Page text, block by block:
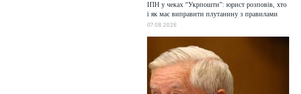
ІПН у чеках “Укрпошти”: юрист розповів, хто
і як має виправити плутанину з правилами
07.08.2026